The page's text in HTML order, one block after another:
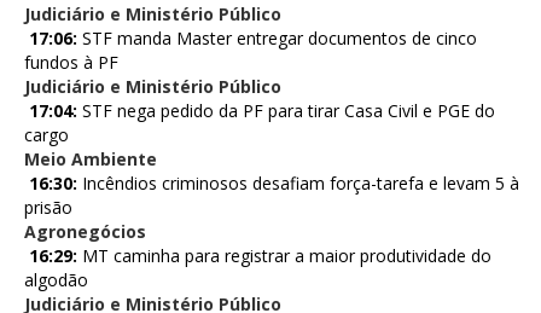
Judiciário e Ministério Público
17:06: STF manda Master entregar documentos de cinco
fundos à PF
Judiciário e Ministério Público
17:04: STF nega pedido da PF para tirar Casa Civil e PGE do
cargo
Meio Ambiente
16:30: Incêndios criminosos desafiam força-tarefa e levam 5 à
prisão
Agronegócios
16:29: MT caminha para registrar a maior produtividade do
algodão
Judiciário e Ministério Público